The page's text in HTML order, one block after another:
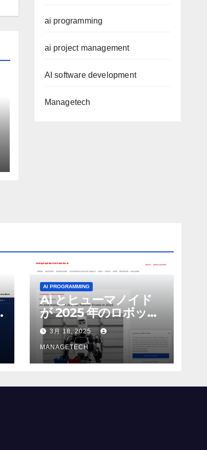
ai programming
ai project management
AI software development
Managetech
AI PROGRAMMING
AI とヒューマノイド
が 2025 年のロボット
のトップトレンドに |
ASSEMBLY
3月 18, 2025
MANAGETECH